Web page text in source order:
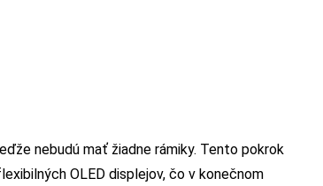
nebudú mať žiadne rámiky. Tento pokrok
OLED displejov, čo v konečnom